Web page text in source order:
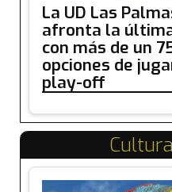
La UD Las
afronta la
con más de un
opciones de
play-off
Cultura